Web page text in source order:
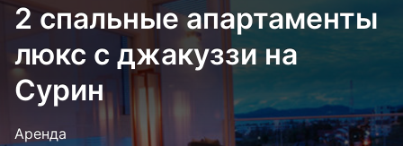
2 спальные апартаменты
люкс с джакуззи на
Сурин
Аренда